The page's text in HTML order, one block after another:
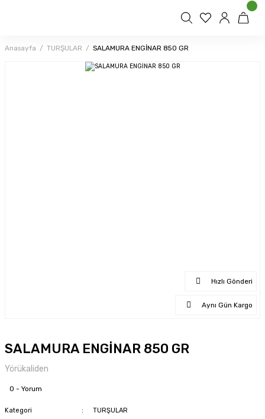
Anasayfa TURŞULAR SALAMURA ENGİNAR 850 GR
Hızlı Gönderi
Aynı Gün Kargo
SALAMURA ENGİNAR 850 GR
Yörükaliden
0 - Yorum
Kategori
TURŞULAR